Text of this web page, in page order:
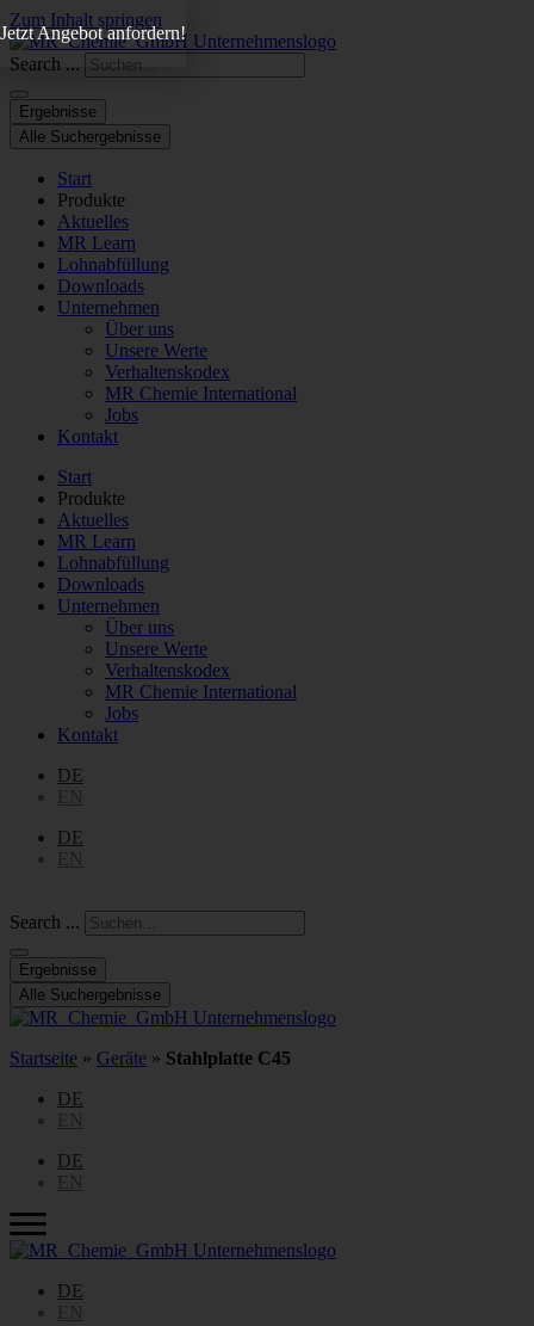
Zum Inhalt springen
Search ...
Ergebnisse
Alle Suchergebnisse
Start
Produkte
Aktuelles
MR Learn
Lohnabfüllung
Downloads
Unternehmen
Über uns
Unsere Werte
Verhaltenskodex
MR Chemie International
Jobs
Kontakt
Start
Produkte
Aktuelles
MR Learn
Lohnabfüllung
Downloads
Unternehmen
Über uns
Unsere Werte
Verhaltenskodex
MR Chemie International
Jobs
Kontakt
DE
DE
Search ...
Ergebnisse
Alle Suchergebnisse
Startseite » Geräte » Stahlplatte C45
DE
DE
DE
Jetzt Angebot anfordern!